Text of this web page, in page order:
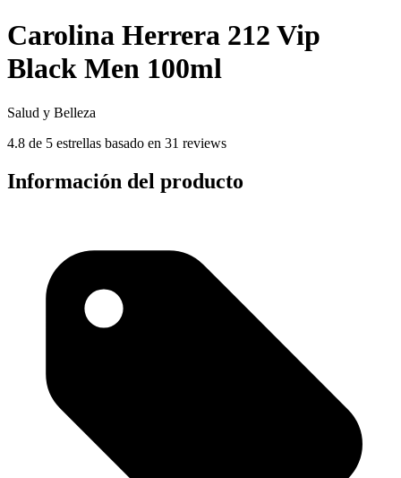
Carolina Herrera 212 Vip
Black Men 100ml
Salud y Belleza
4.8 de 5 estrellas basado en 31 reviews
Información del producto